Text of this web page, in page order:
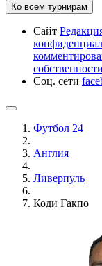
Ко всем турнирам
Сайт
собственности
Соц. сети
Футбол 24
Англия
Ливерпуль
Коди Гакпо